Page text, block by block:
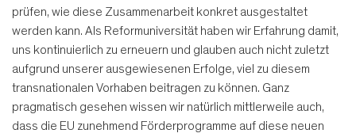
prüfen, wie diese Zusammenarbeit konkret ausgestaltet
werden kann. Als Reformuniversität haben wir Erfahrung damit,
uns kontinuierlich zu erneuern und glauben auch nicht zuletzt
aufgrund unserer ausgewiesenen Erfolge, viel zu diesem
transnationalen Vorhaben beitragen zu können. Ganz
pragmatisch gesehen wissen wir natürlich mittlerweile auch,
dass die EU zunehmend Förderprogramme auf diese neuen